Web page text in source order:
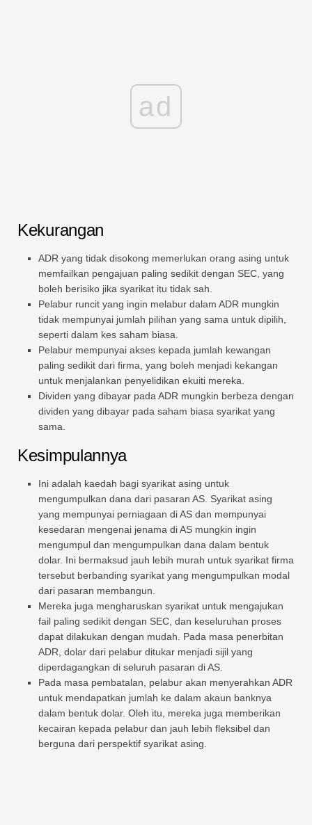
ad
Kekurangan
ADR yang tidak disokong memerlukan orang asing untuk
memfailkan pengajuan paling sedikit dengan SEC, yang
boleh berisiko jika syarikat itu tidak sah.
Pelabur runcit yang ingin melabur dalam ADR mungkin
tidak mempunyai jumlah pilihan yang sama untuk dipilih,
seperti dalam kes saham biasa.
Pelabur mempunyai akses kepada jumlah kewangan
paling sedikit dari firma, yang boleh menjadi kekangan
untuk menjalankan penyelidikan ekuiti mereka.
Dividen yang dibayar pada ADR mungkin berbeza dengan
dividen yang dibayar pada saham biasa syarikat yang
sama.
Kesimpulannya
Ini adalah kaedah bagi syarikat asing untuk
mengumpulkan dana dari pasaran AS. Syarikat asing
yang mempunyai perniagaan di AS dan mempunyai
kesedaran mengenai jenama di AS mungkin ingin
mengumpul dan mengumpulkan dana dalam bentuk
dolar. Ini bermaksud jauh lebih murah untuk syarikat firma
tersebut berbanding syarikat yang mengumpulkan modal
dari pasaran membangun.
Mereka juga mengharuskan syarikat untuk mengajukan
fail paling sedikit dengan SEC, dan keseluruhan proses
dapat dilakukan dengan mudah. Pada masa penerbitan
ADR, dolar dari pelabur ditukar menjadi sijil yang
diperdagangkan di seluruh pasaran di AS.
Pada masa pembatalan, pelabur akan menyerahkan ADR
untuk mendapatkan jumlah ke dalam akaun banknya
dalam bentuk dolar. Oleh itu, mereka juga memberikan
kecairan kepada pelabur dan jauh lebih fleksibel dan
berguna dari perspektif syarikat asing.